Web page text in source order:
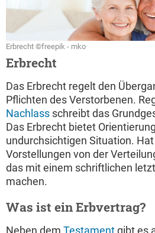
Erbrecht ©freepik - mko
Erbrecht
Das Erbrecht regelt den
Pflichten des Verstorbenen.
Nachlass schreibt das
Das Erbrecht bietet
undurchsichtigen Situation.
Vorstellungen von der
das mit einem schriftlichen
machen.
Was ist ein Erbvertrag?